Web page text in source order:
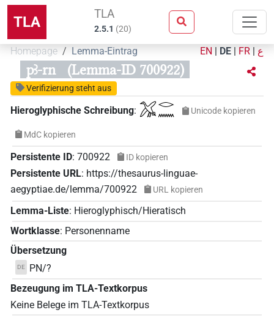
TLA TLA
2.5.1 (20)
Homepage Lemma-Eintrag EN | DE | FR | ع
pꜣ-rn (Lemma-ID 700922)
Verifizierung steht aus
Hieroglyphische Schreibung: 𓅮𓂋𓈖 Unicode kopieren
MdC kopieren
Persistente ID: 700922 ID kopieren
Persistente URL: https://thesaurus-linguae-
aegyptiae.de/lemma/700922
URL kopieren
Lemma-Liste: Hieroglyphisch/Hieratisch
Wortklasse: Personenname
Übersetzung
DE
PN/?
Bezeugung im TLA-Textkorpus
Keine Belege im TLA-Textkorpus